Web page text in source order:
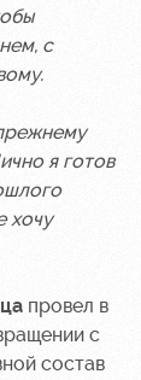
с
я готов
хочу
провел в
с
состав